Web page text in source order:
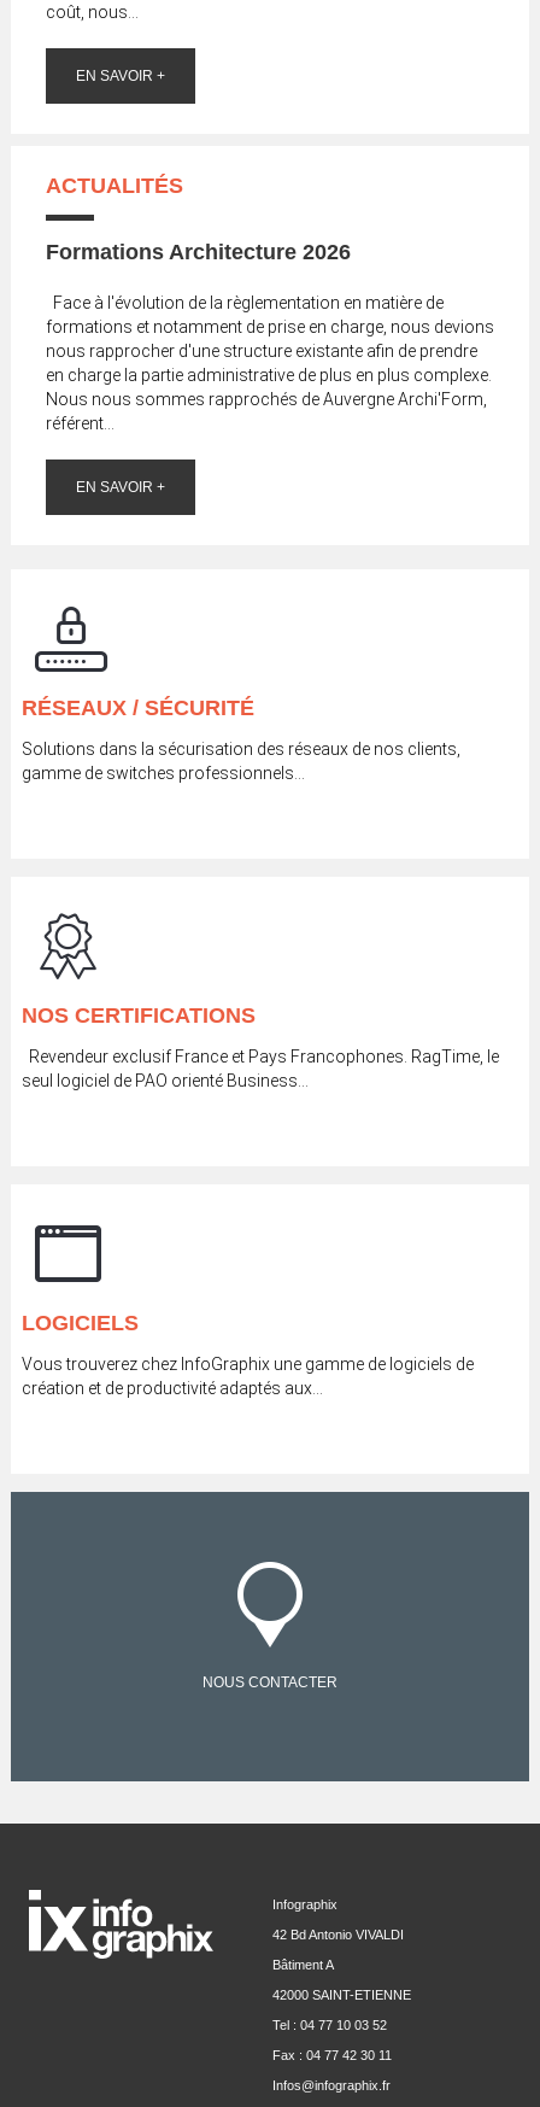
coût, nous...
EN SAVOIR +
ACTUALITÉS
Formations Architecture 2026
Face à l'évolution de la règlementation en matière de
formations et notamment de prise en charge, nous devions
nous rapprocher d'une structure existante afin de prendre
en charge la partie administrative de plus en plus complexe.
Nous nous sommes rapprochés de Auvergne Archi'Form,
référent...
EN SAVOIR +
RÉSEAUX / SÉCURITÉ
Solutions dans la sécurisation des réseaux de nos clients,
gamme de switches professionnels…
NOS CERTIFICATIONS
Revendeur exclusif France et Pays Francophones. RagTime, le
seul logiciel de PAO orienté Business...
LOGICIELS
Vous trouverez chez InfoGraphix une gamme de logiciels de
création et de productivité adaptés aux...
NOUS CONTACTER
Infographix
42 Bd Antonio VIVALDI
Bâtiment A
42000 SAINT-ETIENNE
Tel : 04 77 10 03 52
Fax : 04 77 42 30 11
Infos@infographix.fr